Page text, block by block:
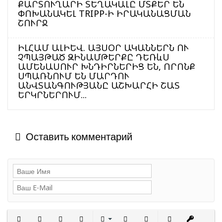
ՔԱՐՏՈՒՂԱՐԻ ՏԵՂԱԿԱԼԸ ՄՏՔԵՐ ԵՆ
ՓՈԽԱՆԱԿԵԼ TRIPP-Ի ԻՐԱԿԱՆԱՑՄԱՆ
ՇՈՒՐՋ
ԻԼՀԱՄ ԱԼԻԵՎ. ԱՅՍՕՐ ԱԿԱՆՆԵՐՆ ՈՒ
ՉՊԱՅԹԱԾ ԶԻՆԱՄԹԵՐՔԸ ԴԵՌևՍ
ԱՄԵՆԱՍՈՒՐ ԽՆԴԻՐՆԵՐԻՑ ԵՆ, ՈՐՈՆՔ
ՍՊԱՌՆՈՒՄ ԵՆ ՄԱՐԴՈՒ
ԱՆՎՏԱՆԳՈՒԹՅԱՆԸ ԱՇԽԱՐՀԻ ՇԱՏ
ԵՐԿՐՆԵՐՈՒՄ...
Оставить комментарий